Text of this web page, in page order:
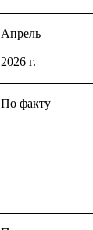
Апрель
2026 г.
По факту